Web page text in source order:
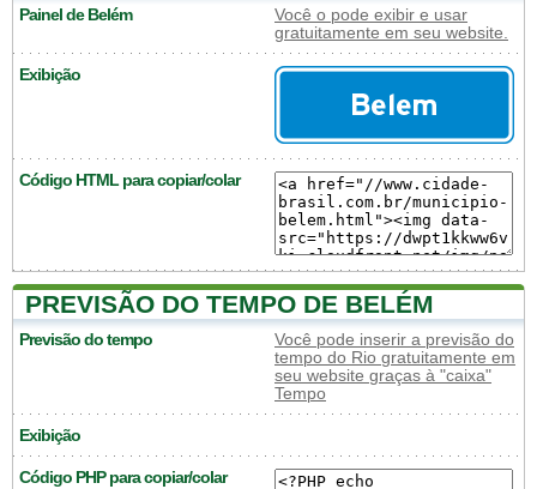
Painel de Belém
Você o pode exibir e usar
gratuitamente em seu website.
Exibição
Código HTML para copiar/colar
PREVISÃO DO TEMPO DE BELÉM
Previsão do tempo
Você pode inserir a previsão do
tempo do Rio gratuitamente em
seu website graças à "caixa"
Tempo
Exibição
Código PHP para copiar/colar